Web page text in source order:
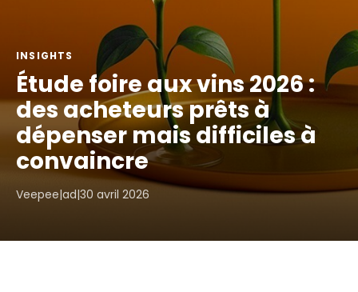
INSIGHTS
Étude foire aux vins 2026 :
des acheteurs prêts à
dépenser mais difficiles à
convaincre
Veepee|ad|30 avril 2026